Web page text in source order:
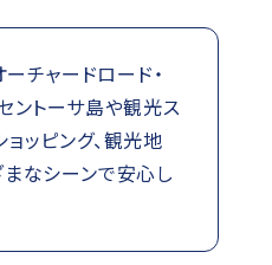
チャードロード・
ントーサ島や観光ス
ッピング、観光地
なシーンで安心し